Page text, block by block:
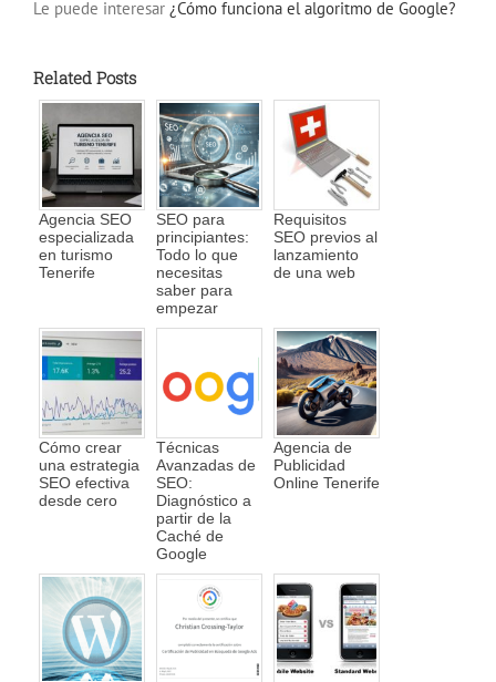
Le puede interesar ¿Cómo funciona el algoritmo de Google?
Related Posts
Agencia SEO
especializada
en turismo
Tenerife
SEO para
principiantes:
Todo lo que
necesitas
saber para
empezar
Requisitos
SEO previos al
lanzamiento
de una web
Cómo crear
una estrategia
SEO efectiva
desde cero
Técnicas
Avanzadas de
SEO:
Diagnóstico a
partir de la
Caché de
Google
Agencia de
Publicidad
Online Tenerife